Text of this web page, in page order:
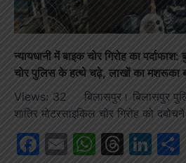
न्यायधानी में बाइक चोर गिरोह का
चोर पुलिस के हत्थे चढ़े, लाखों का मशरूका
Views: 32 बिलासपुर। बिलासपुर
शातिर मोटरसाइकिल चोर गिरोह को
Facebook
Email